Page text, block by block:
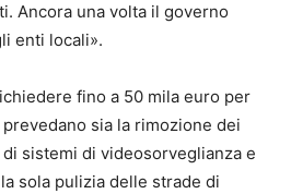
Ancora una volta il governo
enti locali».
fino a 50 mila euro per
sia la rimozione dei
sistemi di videosorveglianza e
sola pulizia delle strade di